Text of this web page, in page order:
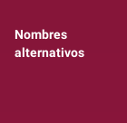
Nombres
alternativos